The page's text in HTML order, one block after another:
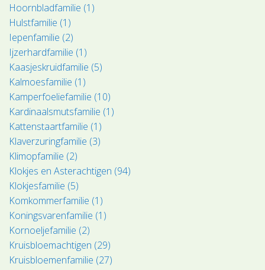
Hoornbladfamilie (1)
Hulstfamilie (1)
Iepenfamilie (2)
Ijzerhardfamilie (1)
Kaasjeskruidfamilie (5)
Kalmoesfamilie (1)
Kamperfoeliefamilie (10)
Kardinaalsmutsfamilie (1)
Kattenstaartfamilie (1)
Klaverzuringfamilie (3)
Klimopfamilie (2)
Klokjes en Asterachtigen (94)
Klokjesfamilie (5)
Komkommerfamilie (1)
Koningsvarenfamilie (1)
Kornoeljefamilie (2)
Kruisbloemachtigen (29)
Kruisbloemenfamilie (27)